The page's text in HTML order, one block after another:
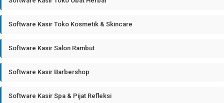
Software Kasir Toko Kosmetik & Skincare
Software Kasir Salon Rambut
Software Kasir Barbershop
Software Kasir Spa & Pijat Refleksi